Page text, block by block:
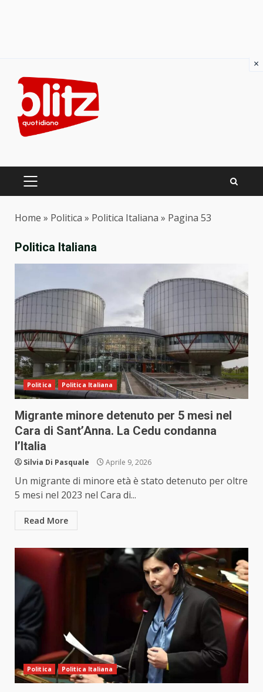
content
PRIMARY
Home » Politica » Politica Italiana » Pagina 53
Politica Italiana
Politica Politica Italiana
Migrante minore detenuto per 5 mesi nel
Cara di Sant’Anna. La Cedu condanna
l’Italia
Silvia Di Pasquale Aprile 9, 2026
Un migrante di minore età è stato detenuto per oltre
5 mesi nel 2023 nel Cara di...
Read More
Politica Politica Italiana
×